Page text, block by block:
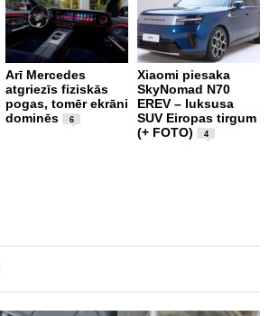
Arī Mercedes
atgriezīs fiziskās
pogas, tomēr ekrāni
dominēs
6
Xiaomi piesaka
SkyNomad N70
EREV – luksusa
SUV Eiropas tirgum
(+ FOTO)
4